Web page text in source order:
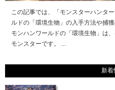
この記事では、「モンスターハンタ
ルドの「環境生物」の入手方法や捕
モンハンワールドの「環境生物」は
モンスターです。 ...
新着